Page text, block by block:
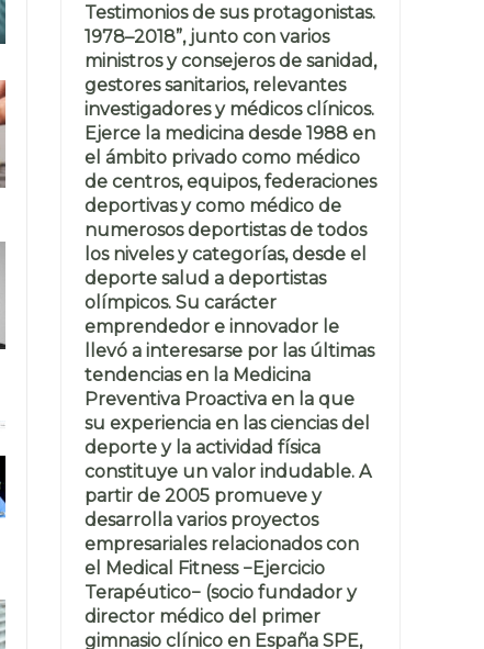
Testimonios de sus protagonistas.
1978–2018”, junto con varios
ministros y consejeros de sanidad,
gestores sanitarios, relevantes
investigadores y médicos clínicos.
Ejerce la medicina desde 1988 en
el ámbito privado como médico
de centros, equipos, federaciones
deportivas y como médico de
numerosos deportistas de todos
los niveles y categorías, desde el
deporte salud a deportistas
olímpicos. Su carácter
emprendedor e innovador le
llevó a interesarse por las últimas
tendencias en la Medicina
Preventiva Proactiva en la que
su experiencia en las ciencias del
deporte y la actividad física
constituye un valor indudable. A
partir de 2005 promueve y
desarrolla varios proyectos
empresariales relacionados con
el Medical Fitness −Ejercicio
Terapéutico− (socio fundador y
director médico del primer
gimnasio clínico en España SPE,